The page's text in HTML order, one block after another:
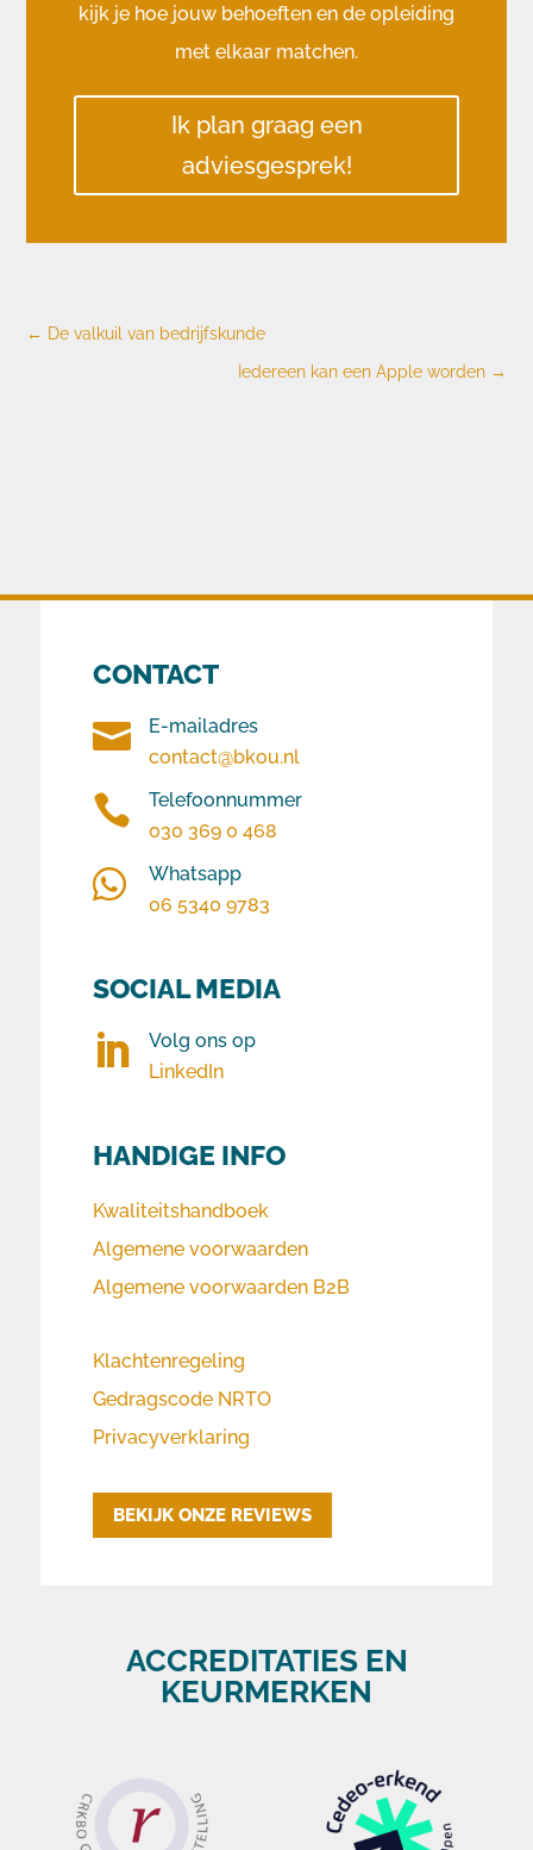
kijk je hoe jouw behoeften en de opleiding
met elkaar matchen.
Ik plan graag een
adviesgesprek!
← De valkuil van bedrijfskunde
Iedereen kan een Apple worden→
CONTACT

E-mailadres
contact@bkou.nl

Telefoonnummer
030 369 0 468

Whatsapp
06 5340 9783
SOCIAL MEDIA

Volg ons op
LinkedIn
HANDIGE INFO
Kwaliteitshandboek
Algemene voorwaarden
Algemene voorwaarden B2B
Klachtenregeling
Gedragscode NRTO
Privacyverklaring
BEKIJK ONZE REVIEWS
ACCREDITATIES EN
KEURMERKEN